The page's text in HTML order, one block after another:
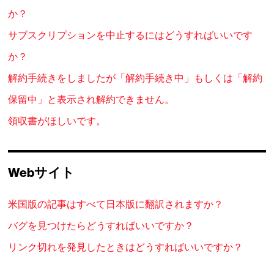
か？
サブスクリプションを中止するにはどうすればいいです
か？
解約手続きをしましたが「解約手続き中」もしくは「解約
保留中」と表示され解約できません。
領収書がほしいです。
Webサイト
米国版の記事はすべて日本版に翻訳されますか？
バグを見つけたらどうすればいいですか？
リンク切れを発見したときはどうすればいいですか？